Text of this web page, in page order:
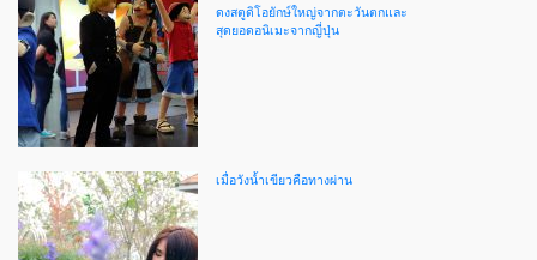
ดงสตูดิโอยักษ์ใหญ่จากตะวันตกและ
สุดยอดอนิเมะจากญี่ปุ่น
เมื่อวังน้ำเขียวคือทางผ่าน